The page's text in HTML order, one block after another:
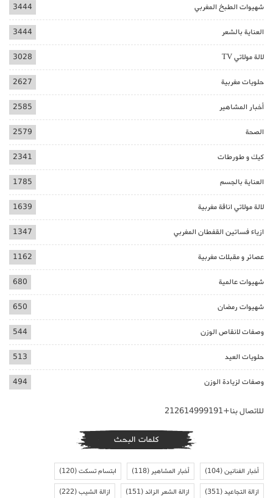
شهيوات الطبخ المغربي 3444
العناية بالشعر 3444
لالة مولاتي TV 3028
حلويات مغربية 2627
أخبار المشاهير 2585
الصحة 2579
كيك و طورطات 2341
العناية بالجسم 1785
لالة مولاتي اناقة مغربية 1639
ازياء فساتين القفطان المغربي 1347
عصائر و مقبلات مغربية 1162
شهيوات عالمية 680
شهيوات رمضان 650
وصفات لانقاص الوزن 544
حلويات العيد 513
وصفات لزيادة الوزن 494
للاتصال بنا+212614999191
كلمات البحث
أخبار الفنانين(104) أخبار المشاهير(118) ابتسام تسكت(120)
ازالة التجاعيد(351) ازالة الشعر الزائد(151) ازالة الشيب(222)